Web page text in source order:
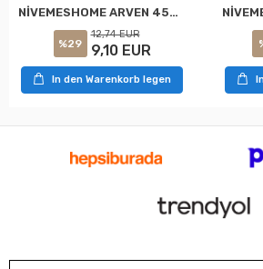
NİVEMESHOME ARVEN 45X45 EKRU KIRLENT KILIFI
%29
12,74 EUR
9,10 EUR
In den Warenkorb legen